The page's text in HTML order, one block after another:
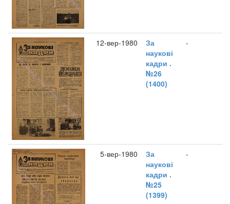
12-вер-1980
За
наукові
кадри .
№26
(1400)
-
5-вер-1980
За
наукові
кадри .
№25
(1399)
-